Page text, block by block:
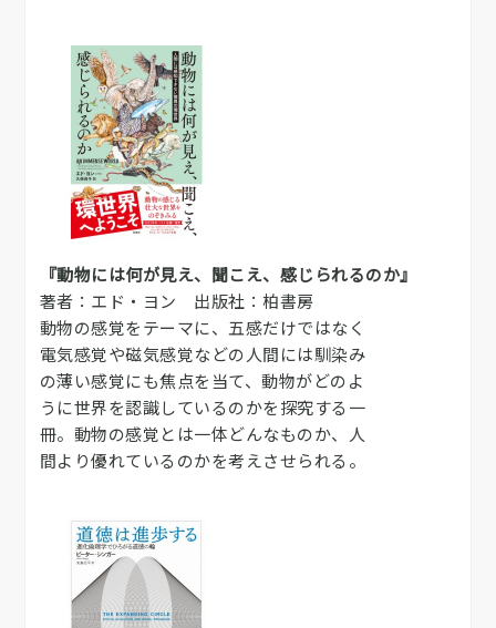
『動物には何が見え、聞こえ、感じられるのか』
著者：エド・ヨン 出版社：柏書房
動物の感覚をテーマに、五感だけではなく
電気感覚や磁気感覚などの人間には馴染み
の薄い感覚にも焦点を当て、動物がどのよ
うに世界を認識しているのかを探究する一
冊。動物の感覚とは一体どんなものか、人
間より優れているのかを考えさせられる。